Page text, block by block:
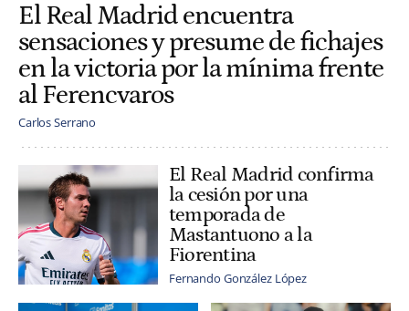
El Real Madrid encuentra
sensaciones y presume de fichajes
en la victoria por la mínima frente
al Ferencvaros
Carlos Serrano
El Real Madrid confirma
la cesión por una
temporada de
Mastantuono a la
Fiorentina
Fernando González López